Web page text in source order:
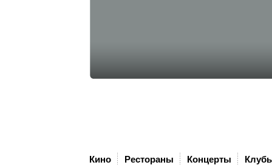
Кино Рестораны Концерты